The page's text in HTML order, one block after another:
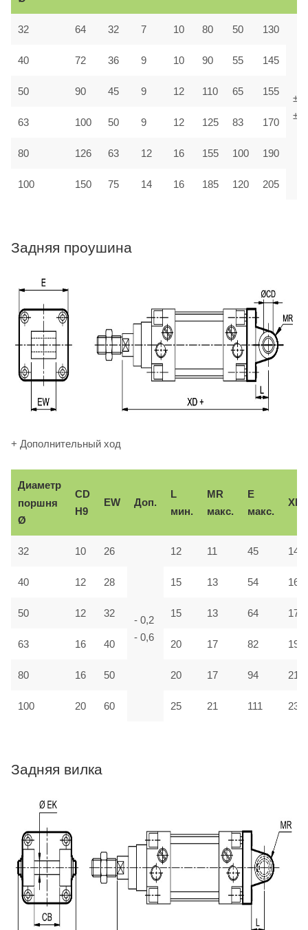
32 64 32 7 10 80 50 130
40 72 36 9 10 90 55 145
50 90 45 9 12 110 65 155
63 100 50 9 12 125 83 170
80 126 63 12 16 155 100 190
100 150 75 14 16 185 120 205
Задняя проушина
+ Дополнительный ход
Диаметр
поршня
Ø
CD
H9
EW Доп.
L
мин.
MR
макс.
E
макс.
XD
32 10 26
- 0,2
- 0,6
12 11 45 142
40 12 28 15 13 54 160
50 12 32 15 13 64 170
63 16 40 20 17 82 190
80 16 50 20 17 94 210
100 20 60 25 21 111 230
Задняя вилка